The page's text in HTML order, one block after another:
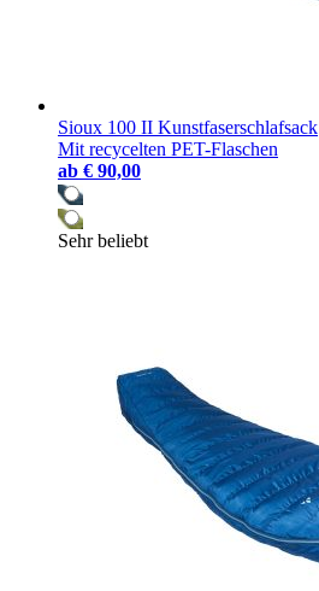
Sioux 100 II Kunstfaserschlafsack
Mit recycelten PET-Flaschen
ab € 90,00
Sehr beliebt